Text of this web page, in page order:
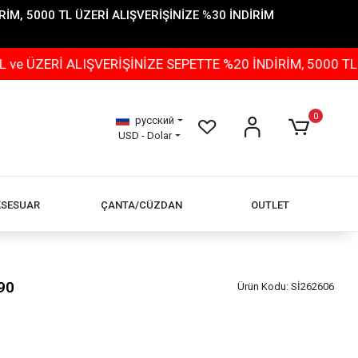
5000 TL ÜZERİ ALIŞVERİŞİNİZE %30 İNDİRİM
SEPETTE %20 İNDİRİM, 5000 TL ÜZERİ
русский
USD - Dolar
0
ÇANTA/CÜZDAN OUTLET
Ürün Kodu: Sİ262606